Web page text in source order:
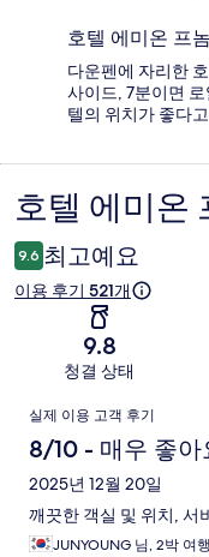
호텔 에미온 프
다운펜에 자리한
사이드, 7분이면
텔의 위치가 좋다
이
용
후
호텔 에미온
9.6 최고예요
이용 후기 521개
9.8
청결 상태
이
용
후
기
실제 이용 고객 후기
8/10 - 매우 좋아
2025년 12월 20일
깨끗한 객실 및 위치, 서
JUNYOUNG 님, 2박 여행